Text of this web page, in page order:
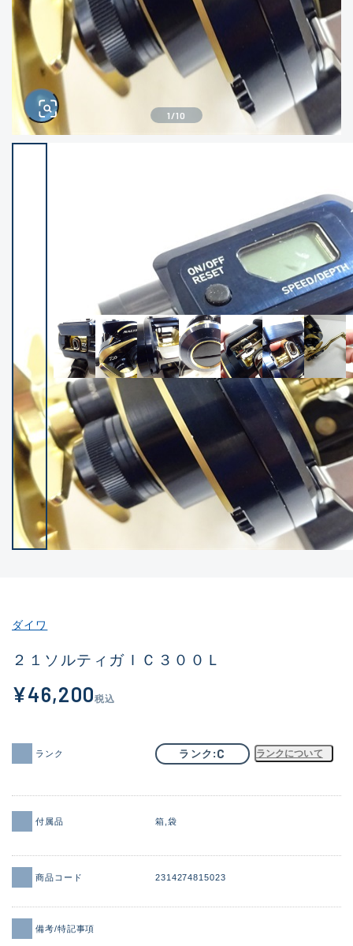
イシグロ岡崎大樹寺店
イシグロ焼津店
イシグロ掛川店
イシグロ沼津店
イシグロ御殿場店
イシグロ伊東店
(102533)
SA(2966)
A(17340)
B+(12322)
B(22010)
C(38876)
C-(5167)
その他
新商品 (2096)
価格
1 /10
ダイワ
２１ソルティガＩＣ３００Ｌ
¥46,200税込
ランク ランク C ランクについて
付属品 箱 袋
商品コード 2314274815023
備考/特記事項